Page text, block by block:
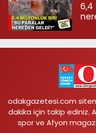
6,4
odakgazetesi.com
dakika için takip ediniz.
spor ve Afyon